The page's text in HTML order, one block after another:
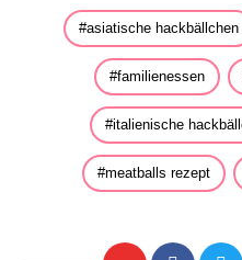
asiatische hackbällchen
familienessen
italienische
meatballs rezept